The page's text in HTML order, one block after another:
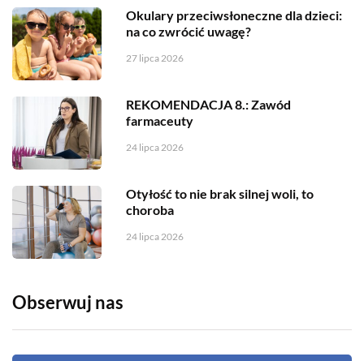
Okulary przeciwsłoneczne dla dzieci:
na co zwrócić uwagę?
27 lipca 2026
REKOMENDACJA 8.: Zawód
farmaceuty
24 lipca 2026
Otyłość to nie brak silnej woli, to
choroba
24 lipca 2026
Obserwuj nas